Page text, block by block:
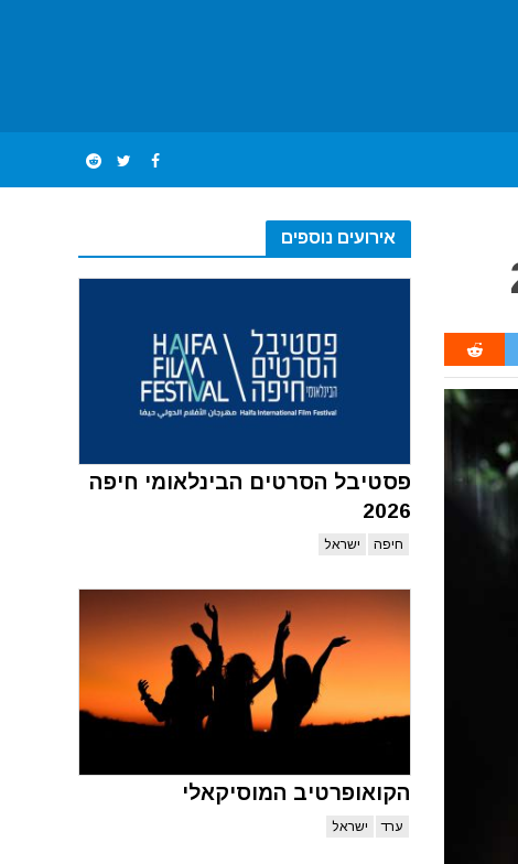
אירועים נוספים
פסטיבל הסרטים הבינלאומי חיפה
2026
חיפה ישראל
הקואופרטיב המוסיקאלי
ערד ישראל